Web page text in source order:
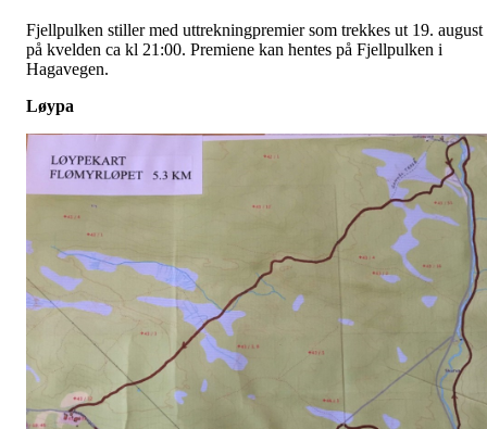
Fjellpulken stiller med uttrekningpremier som trekkes ut 19. august
på kvelden ca kl 21:00. Premiene kan hentes på Fjellpulken i
Hagavegen.
Løypa